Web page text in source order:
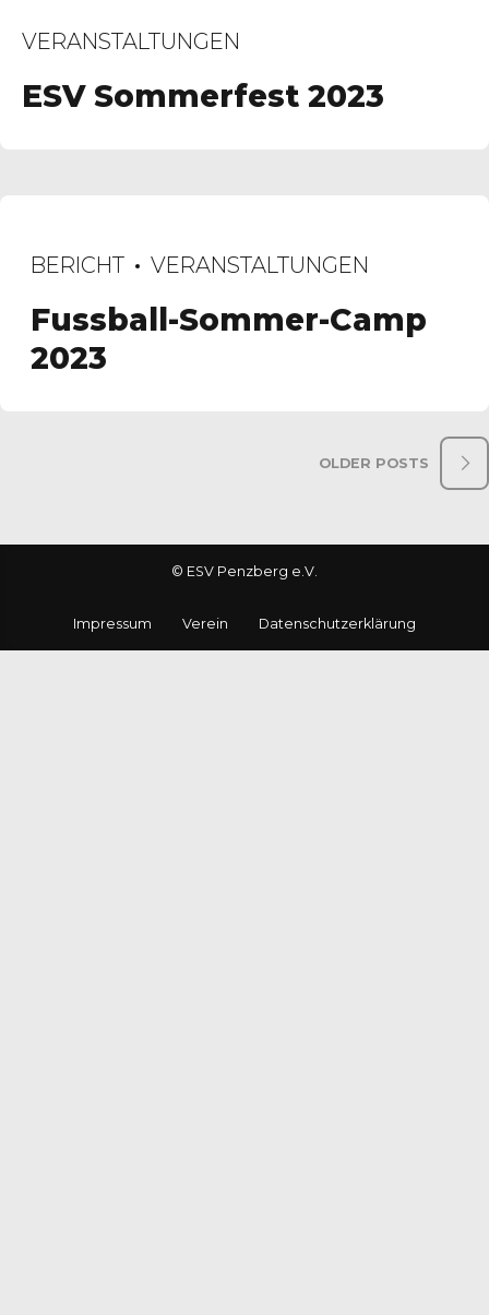
VERANSTALTUNGEN
ESV Sommerfest 2023
BERICHT VERANSTALTUNGEN
Fussball-Sommer-Camp
2023
OLDER POSTS
© ESV Penzberg e.V.
Impressum Verein Datenschutzerklärung